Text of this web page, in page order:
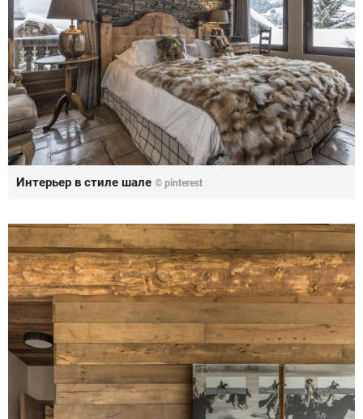
Интерьер в стиле шале © pinterest